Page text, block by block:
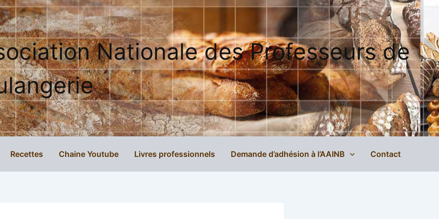
Nationale des Professeurs de
Recettes Chaine Youtube Livres professionnels Demande d’adhésion à l’AAINB Contact